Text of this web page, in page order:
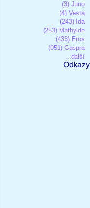
(3) Juno
(4) Vesta
(243) Ida
(253) Mathylde
(433) Eros
(951) Gaspra
...další
Odkazy